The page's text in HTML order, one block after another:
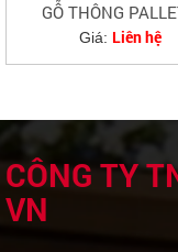
GỖ THÔNG
Giá: Liên hệ
CÔNG TY
VN